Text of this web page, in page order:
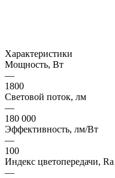
Характеристики
Мощность, Вт
—
1800
Световой поток, лм
—
180 000
Эффективность, лм/Вт
—
100
Индекс цветопередачи, Ra
—